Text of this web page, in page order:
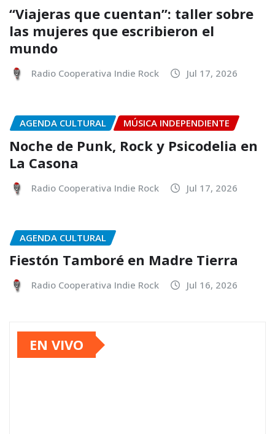
“Viajeras que cuentan”: taller sobre
las mujeres que escribieron el
mundo
Radio Cooperativa Indie Rock Jul 17, 2026
AGENDA CULTURAL MÚSICA INDEPENDIENTE
Noche de Punk, Rock y Psicodelia en
La Casona
Radio Cooperativa Indie Rock Jul 17, 2026
AGENDA CULTURAL
Fiestón Tamboré en Madre Tierra
Radio Cooperativa Indie Rock Jul 16, 2026
EN VIVO